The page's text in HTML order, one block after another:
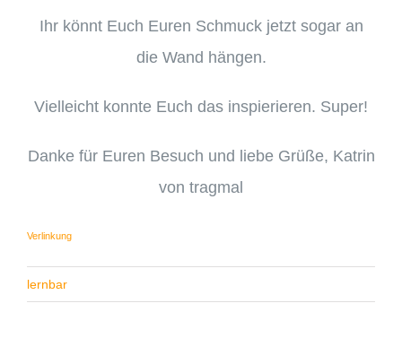
Ihr könnt Euch Euren Schmuck jetzt sogar an
die Wand hängen.
Vielleicht konnte Euch das inspierieren. Super!
Danke für Euren Besuch und liebe Grüße, Katrin
von tragmal
Verlinkung
lernbar